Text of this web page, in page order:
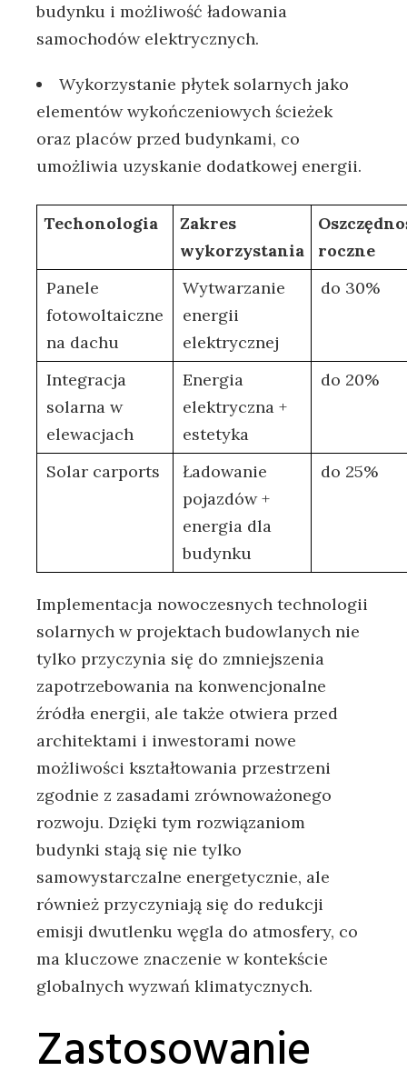
budynku⁤ i możliwość ​ładowania
samochodów elektrycznych.
Wykorzystanie płytek solarnych‌ jako
elementów wykończeniowych ścieżek⁤
oraz placów przed budynkami, co
umożliwia⁤ uzyskanie dodatkowej energii.
Techonologia
Zakres
wykorzystania
roczne
Panele
fotowoltaiczne
na​ dachu
Wytwarzanie
energii
elektrycznej
do 30%
Integracja
⁣solarna w
elewacjach
Energia
⁣elektryczna +
estetyka
do 20%
Solar carports
Ładowanie
pojazdów​ +
energia dla
budynku
do 25%
Implementacja nowoczesnych technologii
solarnych w projektach budowlanych nie
tylko przyczynia się do zmniejszenia
zapotrzebowania​ na konwencjonalne
źródła⁤ energii, ale także otwiera​ przed
architektami ⁢i‌ inwestorami nowe
możliwości​ kształtowania przestrzeni
‌zgodnie z‍ zasadami zrównoważonego
rozwoju. Dzięki tym rozwiązaniom
budynki⁤ stają się nie tylko‌
samowystarczalne energetycznie,‍ ale‌
również przyczyniają się do redukcji
emisji dwutlenku‌ węgla do atmosfery, co
ma kluczowe znaczenie w kontekście
globalnych wyzwań⁤ klimatycznych.
Zastosowanie